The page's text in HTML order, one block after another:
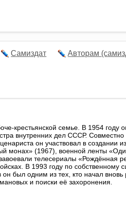
Самиздат Авторам
крестьянской семье. В 1954 году
внутренних дел СССР.
он участвовал в
монах» (1967), военной ленты
телесериалы «Рождённая
В 1993 году по
был одним из тех, кто начал
и поиски её захоронения.